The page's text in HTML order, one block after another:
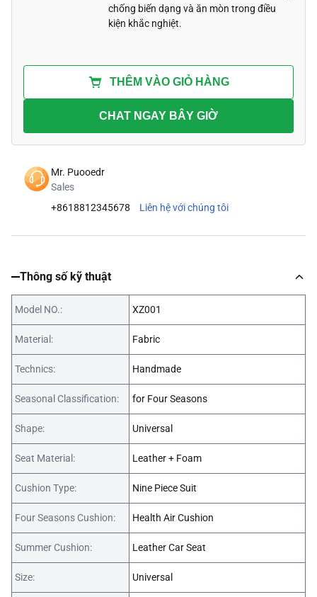
chống biến dạng và ăn mòn trong điều
kiện khắc nghiệt.
THÊM VÀO GIỎ HÀNG
CHAT NGAY BÂY GIỜ
Mr. Puooedr
Sales
+8618812345678
Liên hệ với chúng tôi
Thông số kỹ thuật
Model NO.: XZ001
Material: Fabric
Technics: Handmade
Seasonal Classification: for Four Seasons
Shape: Universal
Seat Material: Leather + Foam
Cushion Type: Nine Piece Suit
Four Seasons Cushion: Health Air Cushion
Summer Cushion: Leather Car Seat
Size: Universal